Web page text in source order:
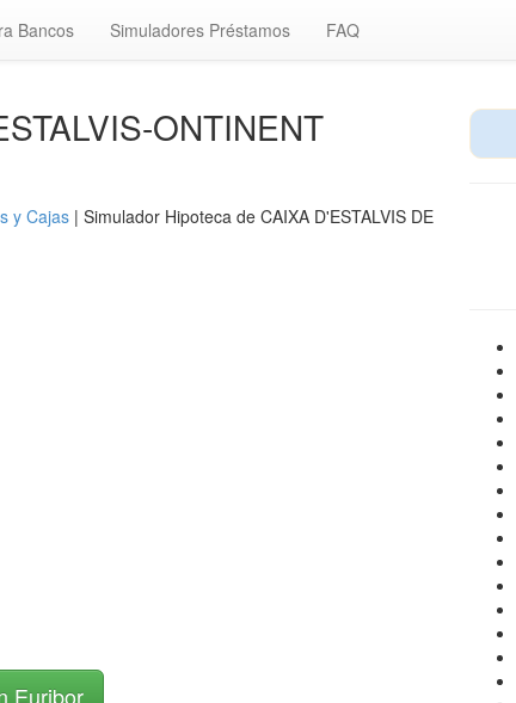
Bancos Simuladores Préstamos FAQ
ONTINENT
y Cajas | Simulador Hipoteca de CAIXA D'ESTALVIS DE
Euribor